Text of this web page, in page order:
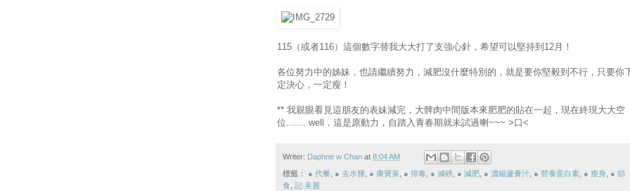
115（或者116）這個數字替我大大打了支強心針，希望可以堅持到12月！
各位努力中的姊妹，也請繼續努力，減肥沒什麼特別的，就是要你堅毅到不行，只要你
定決心，一定瘦！
** 我親眼看見這朋友的表妹減完，大髀肉中間版本來肥肥的貼在一起，現在終現大大空
位....... well，這是原動力，自踏入青春期就未試過喇~~~ >口<
Writer: Daphne w Chan at 8:04 AM
標籤： ● 代餐 ● 去水腫 ● 康寶萊 ● 排毒 ● 減磅 ● 減肥 ● 濃縮蘆薈汁 ● 營養蛋白素 ● 瘦身 ● 節
食 記‧美麗